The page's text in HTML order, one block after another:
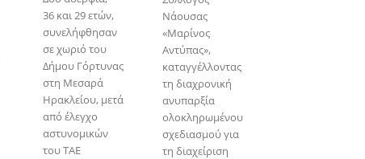
36 και 29 ετών,
συνελήφθησαν
σε χωριό του
Δήμου Γόρτυνας
στη Μεσαρά
Ηρακλείου, μετά
από έλεγχο
αστυνομικών
του ΤΑΕ
Νάουσας
«Μαρίνος
Αντύπας»,
καταγγέλλοντας
τη διαχρονική
ανυπαρξία
ολοκληρωμένου
σχεδιασμού για
τη διαχείριση